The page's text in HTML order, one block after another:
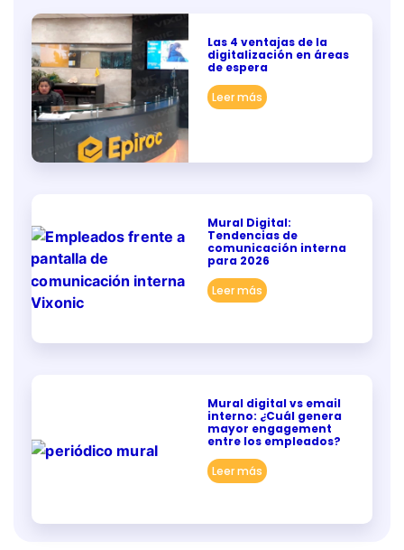
Las 4 ventajas de la
digitalización en áreas
de espera
Leer más
Mural Digital:
Tendencias de
comunicación interna
para 2026
Leer más
Mural digital vs email
interno: ¿Cuál genera
mayor engagement
entre los empleados?
Leer más